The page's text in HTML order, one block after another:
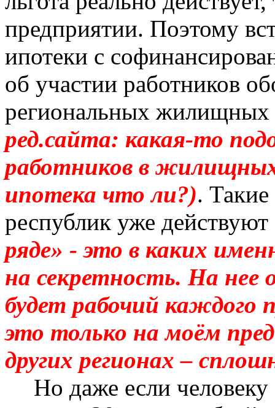
предприятии. Поэтому
ипотеки с
об участии работников
региональных
ред.сайта: какая-то
работников в
ипотека что ли?).
республик уже действуют
ряде» - это в каких
на секретность. На нее
будет рабочий каждого
это только на моём
других регионах –
Но даже если